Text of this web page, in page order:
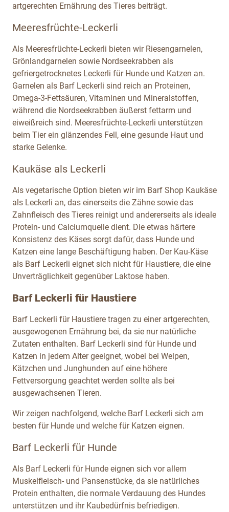
artgerechten Ernährung des Tieres beiträgt.
Meeresfrüchte-Leckerli
Als Meeresfrüchte-Leckerli bieten wir Riesengarnelen,
Grönlandgarnelen sowie Nordseekrabben als
gefriergetrocknetes Leckerli für Hunde und Katzen an.
Garnelen als Barf Leckerli sind reich an Proteinen,
Omega-3-Fettsäuren, Vitaminen und Mineralstoffen,
während die Nordseekrabben äußerst fettarm und
eiweißreich sind. Meeresfrüchte-Leckerli unterstützen
beim Tier ein glänzendes Fell, eine gesunde Haut und
starke Gelenke.
Kaukäse als Leckerli
Als vegetarische Option bieten wir im Barf Shop Kaukäse
als Leckerli an, das einerseits die Zähne sowie das
Zahnfleisch des Tieres reinigt und andererseits als ideale
Protein- und Calciumquelle dient. Die etwas härtere
Konsistenz des Käses sorgt dafür, dass Hunde und
Katzen eine lange Beschäftigung haben. Der Kau-Käse
als Barf Leckerli eignet sich nicht für Haustiere, die eine
Unverträglichkeit gegenüber Laktose haben.
Barf Leckerli für Haustiere
Barf Leckerli für Haustiere tragen zu einer artgerechten,
ausgewogenen Ernährung bei, da sie nur natürliche
Zutaten enthalten. Barf Leckerli sind für Hunde und
Katzen in jedem Alter geeignet, wobei bei Welpen,
Kätzchen und Junghunden auf eine höhere
Fettversorgung geachtet werden sollte als bei
ausgewachsenen Tieren.
Wir zeigen nachfolgend, welche Barf Leckerli sich am
besten für Hunde und welche für Katzen eignen.
Barf Leckerli für Hunde
Als Barf Leckerli für Hunde eignen sich vor allem
Muskelfleisch- und Pansenstücke, da sie natürliches
Protein enthalten, die normale Verdauung des Hundes
unterstützen und ihr Kaubedürfnis befriedigen.